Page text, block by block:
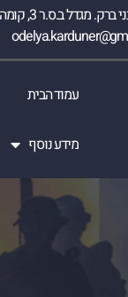
עמוד הבית
מידע נוסף